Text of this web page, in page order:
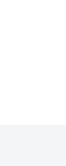
DOLLY